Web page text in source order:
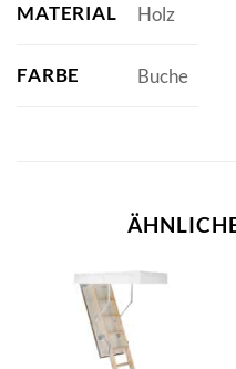
MATERIAL Holz
FARBE Buche